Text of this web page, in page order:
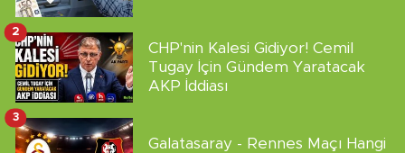
CHP'nin Kalesi Gidiyor! Cemil
Tugay İçin Gündem Yaratacak
AKP İddiası
2
Galatasaray - Rennes Maçı Hangi
3